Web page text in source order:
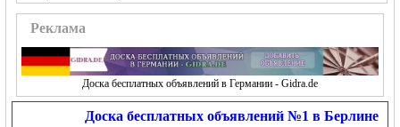
Реклама
Доска бесплатных объявлений в Германии - Gidra.de
Доска бесплатных объявлений №1 в Берлине